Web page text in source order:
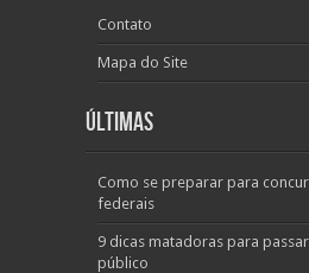
Contato
Mapa do Site
Últimas
Como se preparar para
federais
9 dicas matadoras para
público